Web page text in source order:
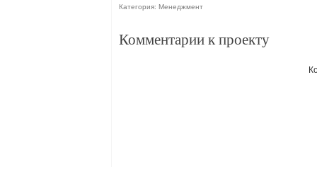
Категория: Менеджмент
Комментарии к проекту